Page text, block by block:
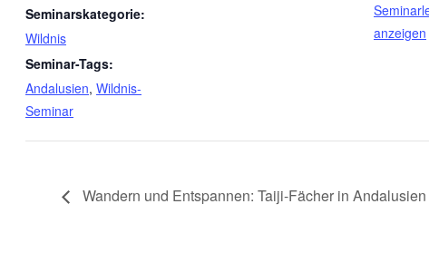
Seminarskategorie:
Wildnis
Seminar-Tags:
Andalusien, Wildnis-
Seminar
anzeigen
Wandern und Entspannen: Taiji-Fächer in Andalusien